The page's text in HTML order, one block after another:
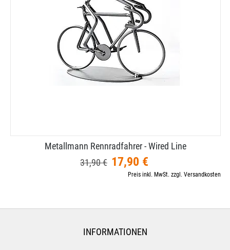
Metallmann Rennradfahrer - Wired Line
31,90 € 17,90 €
Preis inkl. MwSt. zzgl. Versandkosten
INFORMATIONEN